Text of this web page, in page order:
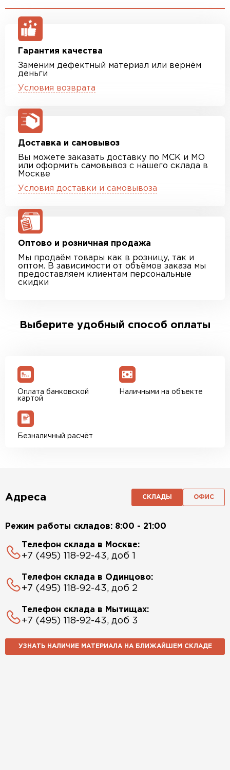
Гарантия качества
Заменим дефектный материал или вернём
деньги
Условия возврата
Доставка и самовывоз
Вы можете заказать доставку по МСК и МО
или оформить самовывоз с нашего склада в
Москве
Условия доставки и самовывоза
Оптово и розничная продажа
Мы продаём товары как в розницу, так и
оптом. В зависимости от объёмов заказа мы
предоставляем клиентам персональные
скидки
Выберите удобный способ оплаты
Оплата банковской
картой
Наличными на объекте
Безналичный расчёт
Адреса СКЛАДЫ ОФИС
Режим работы складов: 8:00 - 21:00
Телефон склада в Москве:
+7 (495) 118-92-43, доб 1
Телефон склада в Одинцово:
+7 (495) 118-92-43, доб 2
Телефон склада в Мытищах:
+7 (495) 118-92-43, доб 3
УЗНАТЬ НАЛИЧИЕ МАТЕРИАЛА НА БЛИЖАЙШЕМ СКЛАДЕ